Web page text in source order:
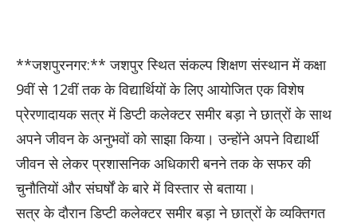
**जशपुरनगर:** जशपुर स्थित संकल्प शिक्षण संस्थान में कक्षा
9वीं से 12वीं तक के विद्यार्थियों के लिए आयोजित एक विशेष
प्रेरणादायक सत्र में डिप्टी कलेक्टर समीर बड़ा ने छात्रों के साथ
अपने जीवन के अनुभवों को साझा किया। उन्होंने अपने विद्यार्थी
जीवन से लेकर प्रशासनिक अधिकारी बनने तक के सफर की
चुनौतियों और संघर्षों के बारे में विस्तार से बताया।
सत्र के दौरान डिप्टी कलेक्टर समीर बड़ा ने छात्रों के व्यक्तिगत